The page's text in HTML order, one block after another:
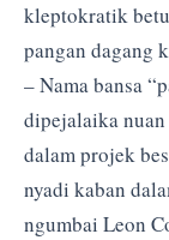
kleptokratik
pangan dagang
– Nama bansa
dipejalaika
dalam projek
nyadi kaban
ngumbai Leon